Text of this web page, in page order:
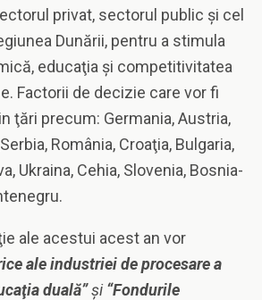
privat, sectorul public şi cel
Dunării, pentru a stimula
educaţia şi competitivitatea
Factorii de decizie care vor fi
ţări precum: Germania, Austria,
România, Croaţia, Bulgaria,
Ukraina, Cehia, Slovenia, Bosnia-
ale acestui acest an vor
ale industriei de procesare a
duală”şi“Fondurile